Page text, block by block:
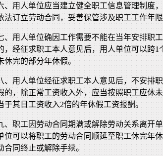
、用人单位应当建立健全职工信息管理制度
法订立劳动合同，妥善保管涉及职工工作年
、用人单位确因工作需要不能在当年安排职
，经征求职工本人意见后，用人单位可以跨1
休完的部分年休假。
、用人单位经征求职工本人意见后，不安排
的，除正常工资收入外，应当按照职工应休
于其日工资收入2倍的年休假工资报酬。
、职工因劳动合同期满或解除劳动关系离开
位可以将职工的劳动合同顺延至职工休完年
合同终止或解除手续。